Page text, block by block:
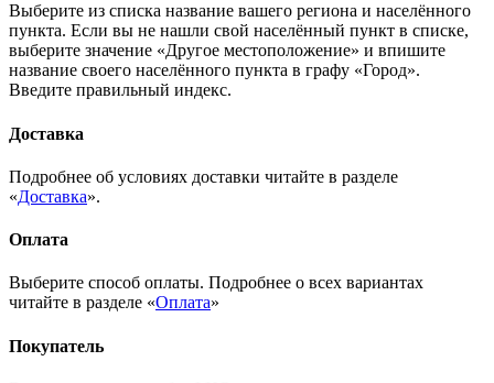
Выберите из списка название вашего региона и населённого
пункта. Если вы не нашли свой населённый пункт в списке,
выберите значение «Другое местоположение» и впишите
название своего населённого пункта в графу «Город».
Введите правильный индекс.
Доставка
Подробнее об условиях доставки читайте в разделе
«Доставка».
Оплата
Выберите способ оплаты. Подробнее о всех вариантах
читайте в разделе «Оплата»
Покупатель